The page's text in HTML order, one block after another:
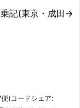
記(東京・成田→
(コードシェア: